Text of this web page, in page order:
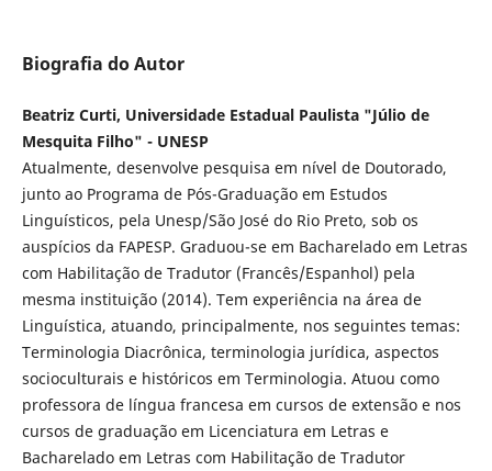
Biografia do Autor
Beatriz Curti, Universidade Estadual Paulista "Júlio de
Mesquita Filho" - UNESP
Atualmente, desenvolve pesquisa em nível de Doutorado,
junto ao Programa de Pós-Graduação em Estudos
Linguísticos, pela Unesp/São José do Rio Preto, sob os
auspícios da FAPESP. Graduou-se em Bacharelado em Letras
com Habilitação de Tradutor (Francês/Espanhol) pela
mesma instituição (2014). Tem experiência na área de
Linguística, atuando, principalmente, nos seguintes temas:
Terminologia Diacrônica, terminologia jurídica, aspectos
socioculturais e históricos em Terminologia. Atuou como
professora de língua francesa em cursos de extensão e nos
cursos de graduação em Licenciatura em Letras e
Bacharelado em Letras com Habilitação de Tradutor